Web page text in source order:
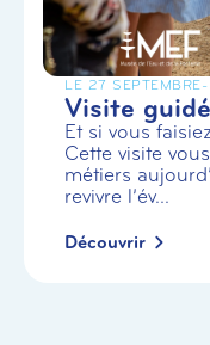
LE 27 SEPTEMBRE-
Visite
Et si vous
Cette visite
métiers
revivre l’év...
Découvrir